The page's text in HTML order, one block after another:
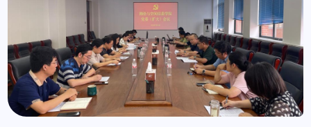
及朝鲜、苏联等国人士在731部队的实...